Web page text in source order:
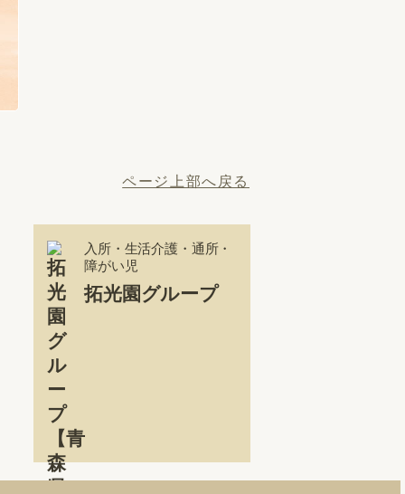
ページ上部へ戻る
入所・生活介護・通所・
障がい児
拓光園グループ